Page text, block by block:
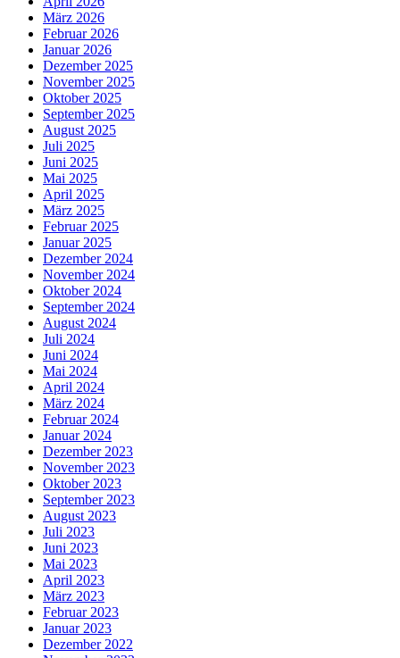
März 2026
Februar 2026
Januar 2026
Dezember 2025
November 2025
Oktober 2025
September 2025
August 2025
Juli 2025
Juni 2025
Mai 2025
April 2025
März 2025
Februar 2025
Januar 2025
Dezember 2024
November 2024
Oktober 2024
September 2024
August 2024
Juli 2024
Juni 2024
Mai 2024
April 2024
März 2024
Februar 2024
Januar 2024
Dezember 2023
November 2023
Oktober 2023
September 2023
August 2023
Juli 2023
Juni 2023
Mai 2023
April 2023
März 2023
Februar 2023
Januar 2023
Dezember 2022